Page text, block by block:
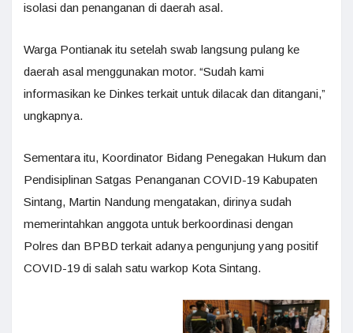
isolasi dan penanganan di daerah asal.
Warga Pontianak itu setelah swab langsung pulang ke
daerah asal menggunakan motor. “Sudah kami
informasikan ke Dinkes terkait untuk dilacak dan ditangani,”
ungkapnya.
Sementara itu, Koordinator Bidang Penegakan Hukum dan
Pendisiplinan Satgas Penanganan COVID-19 Kabupaten
Sintang, Martin Nandung mengatakan, dirinya sudah
memerintahkan anggota untuk berkoordinasi dengan
Polres dan BPBD terkait adanya pengunjung yang positif
COVID-19 di salah satu warkop Kota Sintang.